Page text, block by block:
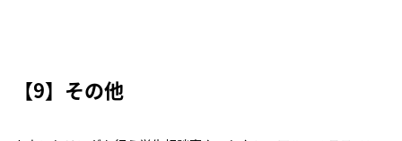
【9】その他